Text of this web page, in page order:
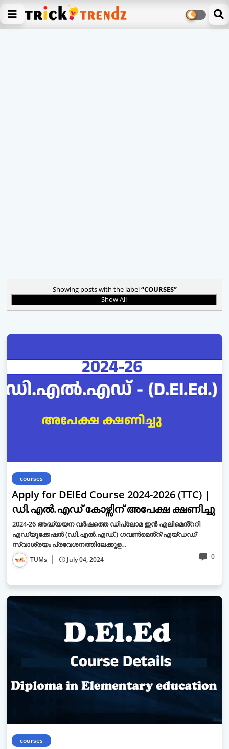
Showing posts with the label COURSES
Show All
courses
Apply for DElEd Course 2024-2026 (TTC) |
ഡി.എൽ.എഡ് കോഴ്സിന് അപേക്ഷ ക്ഷണിച്ചു
2024-26 അദ്ധ്യയന വർഷത്തെ ഡിപ്ലോമ ഇൻ എലിമെൻ്ററി
എഡ്യൂക്കേഷൻ (ഡി.എൽ.എഡ്.) ഗവൺമെൻ്റ്/എയ്‌ഡഡ്/
സ്വാശ്രയം പ്രവേശനത്തിലേക്കുള…
TUMs July 04, 2024 0
courses